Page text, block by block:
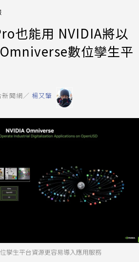
也能用 NVIDIA將以
數位孿生平
新聞網／ 楊又肇
孿生平台資源更容易導入應用服務